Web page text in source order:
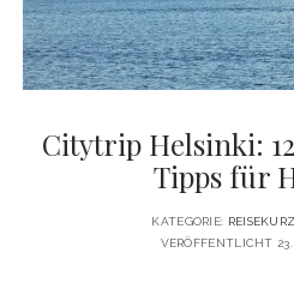
PRESSE &
twitter
Citytrip Helsinki:
Tipps für
KATEGORIE:
VERÖFFENTLICHT